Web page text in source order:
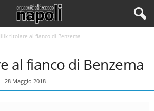
titolare al fianco di Benzema
al fianco di Benzema
- 28 Maggio 2018